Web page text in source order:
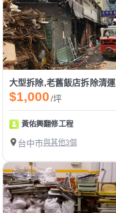
大型拆除,老舊飯店拆除清運
$1,000/坪
黃佑興翻修工程
台中市與其他3個